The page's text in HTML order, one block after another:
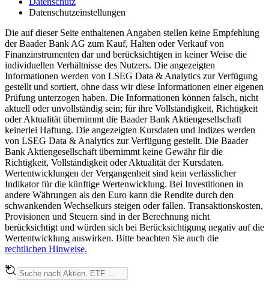
Datenschutzeinstellungen
Die auf dieser Seite enthaltenen Angaben stellen keine Empfehlung
der Baader Bank AG zum Kauf, Halten oder Verkauf von
Finanzinstrumenten dar und berücksichtigen in keiner Weise die
individuellen Verhältnisse des Nutzers. Die angezeigten
Informationen werden von LSEG Data & Analytics zur Verfügung
gestellt und sortiert, ohne dass wir diese Informationen einer eigenen
Prüfung unterzogen haben. Die Informationen können falsch, nicht
aktuell oder unvollständig sein; für ihre Vollständigkeit, Richtigkeit
oder Aktualität übernimmt die Baader Bank Aktiengesellschaft
keinerlei Haftung. Die angezeigten Kursdaten und Indizes werden
von LSEG Data & Analytics zur Verfügung gestellt. Die Baader
Bank Aktiengesellschaft übernimmt keine Gewähr für die
Richtigkeit, Vollständigkeit oder Aktualität der Kursdaten.
Wertentwicklungen der Vergangenheit sind kein verlässlicher
Indikator für die künftige Wertenwicklung. Bei Investitionen in
andere Währungen als den Euro kann die Rendite durch den
schwankenden Wechselkurs steigen oder fallen. Transaktionskosten,
Provisionen und Steuern sind in der Berechnung nicht
berücksichtigt und würden sich bei Berücksichtigung negativ auf die
Wertentwicklung auswirken. Bitte beachten Sie auch die
rechtlichen Hinweise.